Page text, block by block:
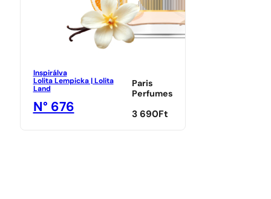
Inspirálva
Lolita Lempicka | Lolita
Land
N° 676
Paris
Perfumes
3 690 Ft